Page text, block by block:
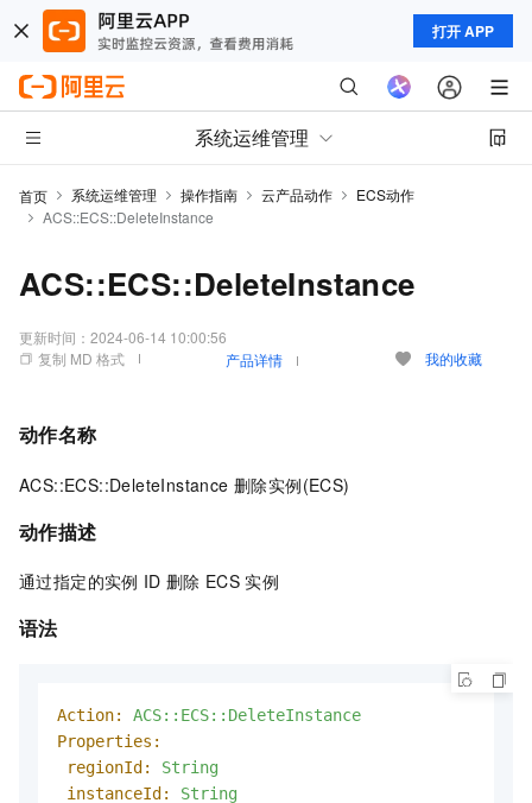
打开 APP
系统运维管理
首页 系统运维管理 操作指南 云产品动作
ECS动作
ACS::ECS::DeleteInstance
ACS::ECS::DeleteInstance
更新时间： 2024-06-14 10:00:56
复制 MD 格式
产品详情 我的收藏
动作名称
ACS::ECS::DeleteInstance 删除实例(ECS)
动作描述
通过指定的实例 ID 删除 ECS 实例
语法
Action:
ACS::ECS::DeleteInstance
Properties:
regionId:
String
instanceId:
String